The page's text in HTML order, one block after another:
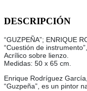
DESCRIPCIÓN
“GUZPEÑA”; ENRIQUE
“Cuestión de
Acrílico sobre lienzo.
Medidas: 50 x 65 cm.
Enrique Rodríguez
“Guzpeña”, es un pintor